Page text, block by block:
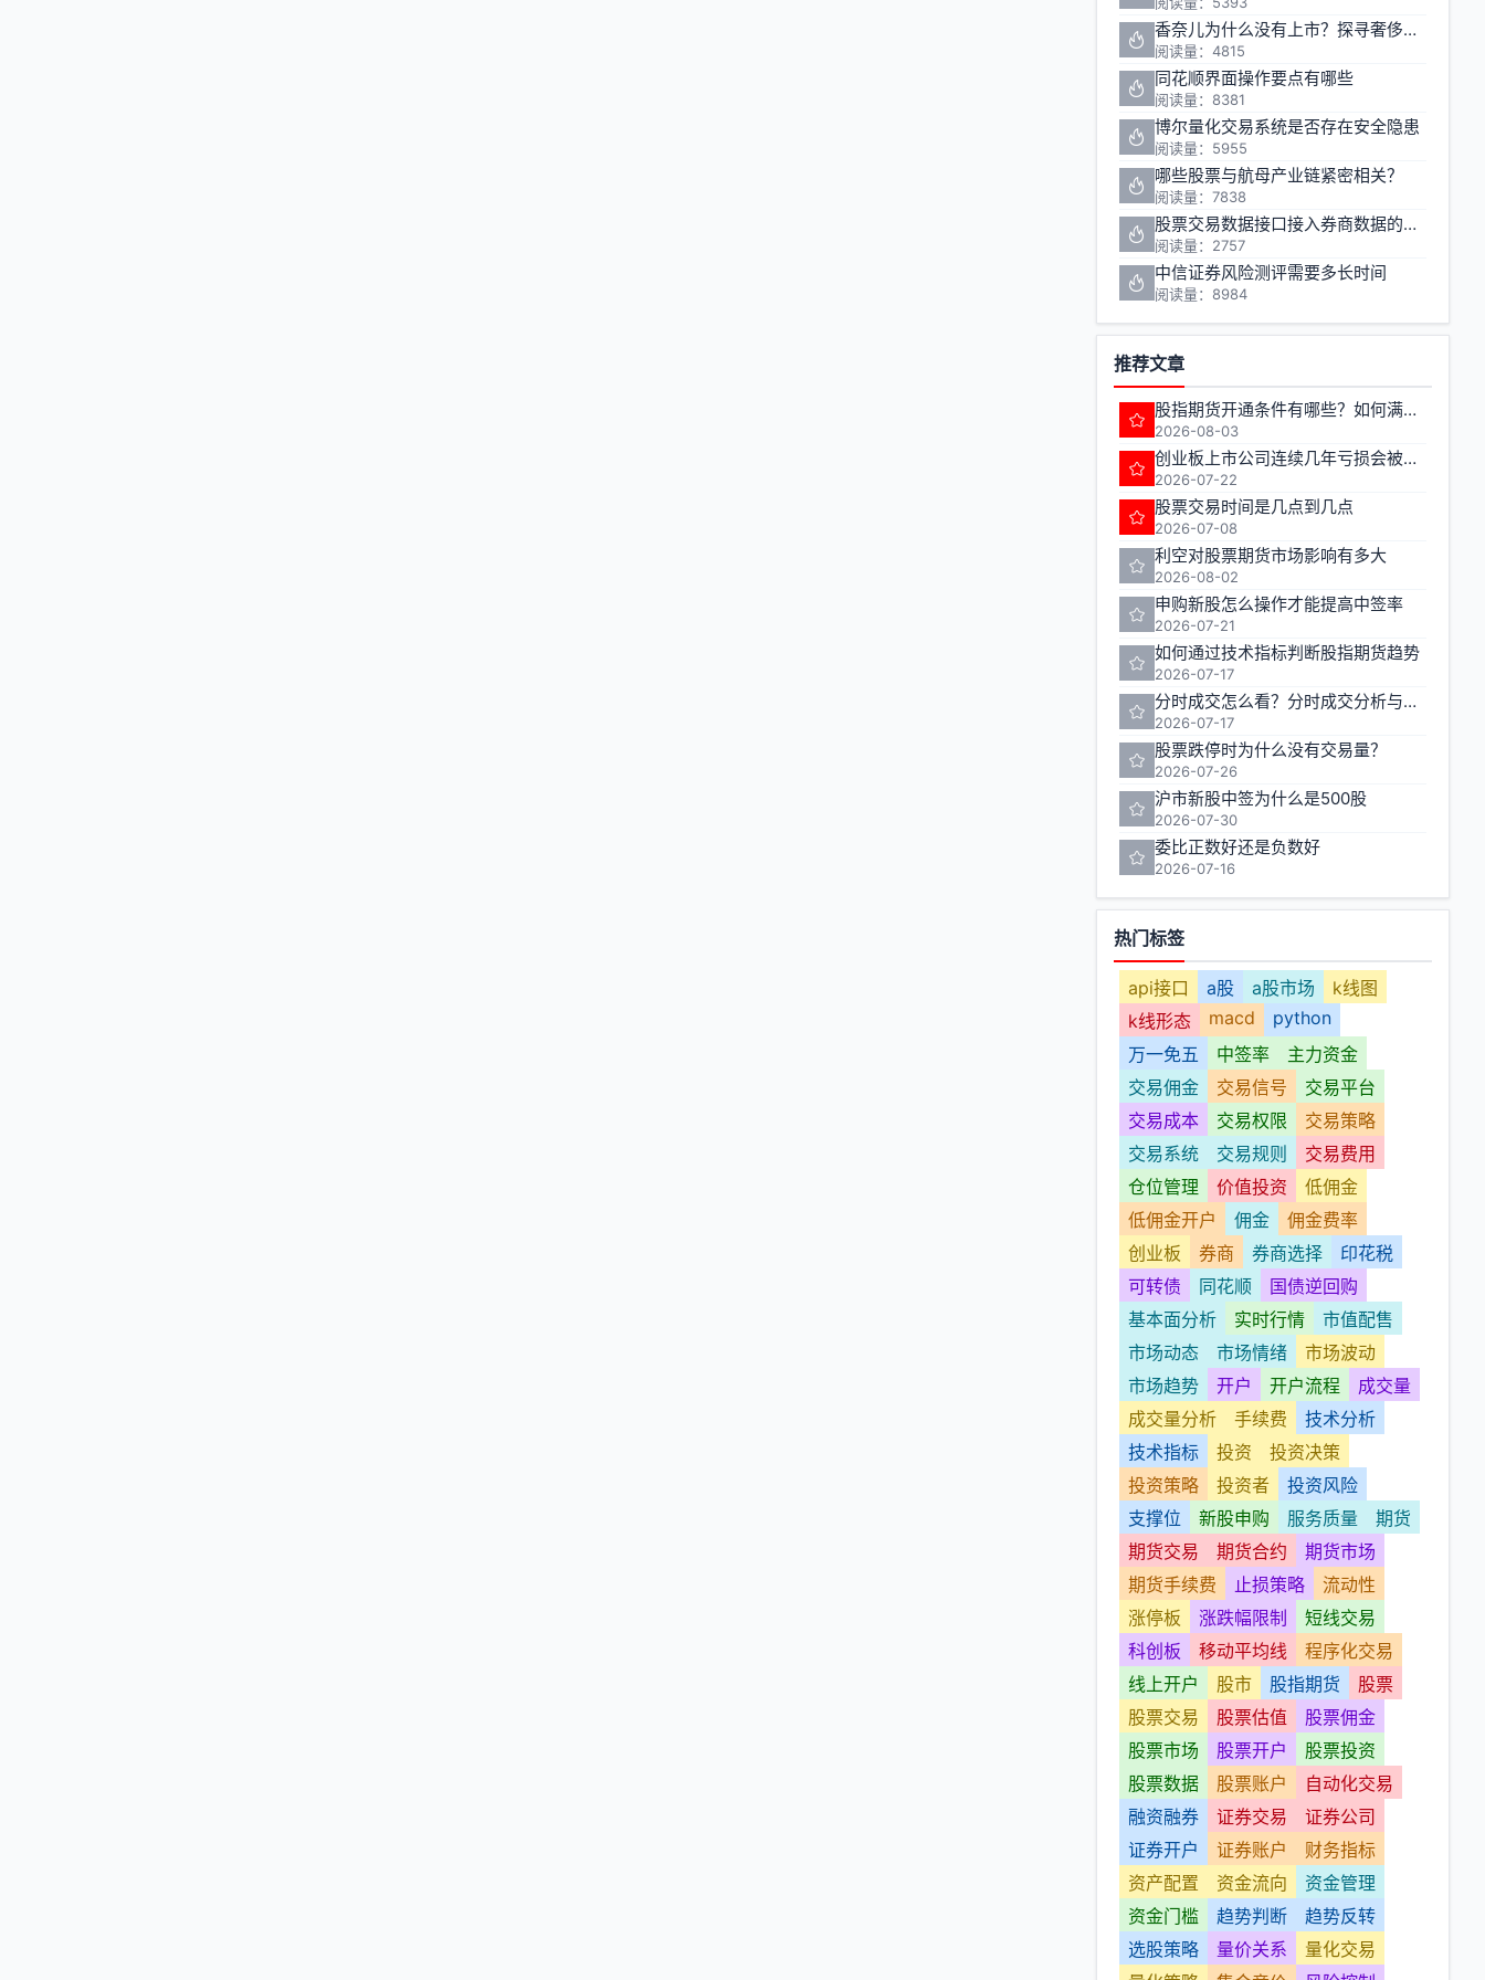
香奈儿为什么没有上市？探寻奢侈品巨头的资本之路
阅读量：4815
同花顺界面操作要点有哪些
阅读量：8381
博尔量化交易系统是否存在安全隐患
阅读量：5955
哪些股票与航母产业链紧密相关？
阅读量：7838
股票交易数据接口接入券商数据的方法有哪些
阅读量：2757
中信证券风险测评需要多长时间
阅读量：8984
推荐文章
股指期货开通条件有哪些？如何满足期货交易准入要求？
2026-08-03
创业板上市公司连续几年亏损会被实施退市风险警示
2026-07-22
股票交易时间是几点到几点
2026-07-08
利空对股票期货市场影响有多大
2026-08-02
申购新股怎么操作才能提高中签率
2026-07-21
如何通过技术指标判断股指期货趋势
2026-07-17
分时成交怎么看？分时成交分析与实战技巧
2026-07-17
股票跌停时为什么没有交易量？
2026-07-26
沪市新股中签为什么是500股
2026-07-30
委比正数好还是负数好
2026-07-16
热门标签
api接口 a股 a股市场
k线图
k线形态
macd
python
万一免五
中签率
主力资金
交易佣金
交易信号
交易平台
交易成本
交易权限
交易策略
交易系统
交易规则
交易费用
仓位管理
价值投资
低佣金
低佣金开户
佣金
佣金费率
创业板
券商 券商选择
印花税
可转债
同花顺
国债逆回购
基本面分析
实时行情
市值配售
市场动态
市场情绪
市场波动
市场趋势
开户 开户流程
成交量
成交量分析
手续费
技术分析
技术指标
投资
投资决策
投资策略
投资者
投资风险
支撑位
新股申购 服务质量
期货
期货交易
期货合约
期货市场
期货手续费
止损策略
流动性
涨停板
涨跌幅限制
短线交易
科创板
移动平均线
程序化交易
线上开户
股市 股指期货
股票
股票交易
股票估值
股票佣金
股票市场
股票开户
股票投资
股票数据
股票账户
自动化交易
融资融券
证券交易
证券公司
证券开户
证券账户
财务指标
资产配置
资金流向
资金管理
资金门槛
趋势判断
趋势反转
选股策略
量价关系
量化交易